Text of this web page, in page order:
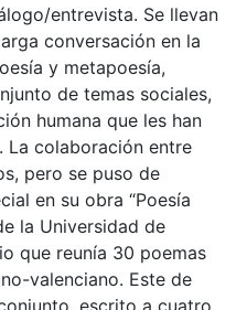
entrevista. Se llevan
conversación en la
y metapoesía,
de temas sociales,
humana que les han
La colaboración entre
pero se puso de
en su obra “Poesía
la Universidad de
que reunía 30 poemas
valenciano. Este de
escrito a cuatro